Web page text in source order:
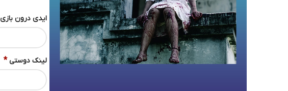
ایدی درون بازی
لینک دوستی *